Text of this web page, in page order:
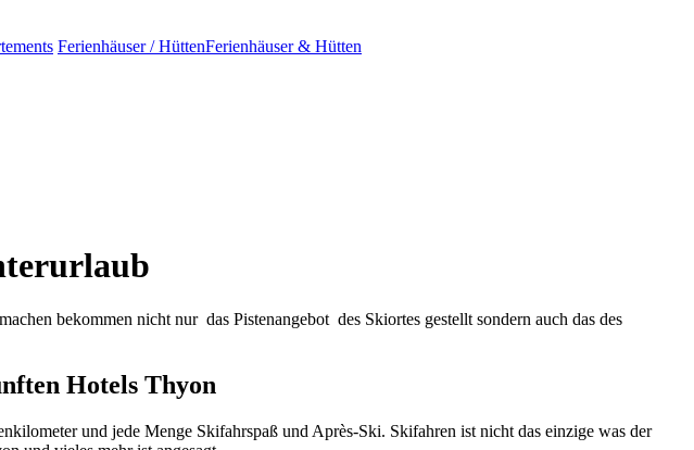
Ferienhäuser / HüttenFerienhäuser & Hütten
bekommen nicht nur das Pistenangebot des Skiortes gestellt sondern auch das des
Hotels Thyon
und jede Menge Skifahrspaß und Après-Ski. Skifahren ist nicht das einzige was der